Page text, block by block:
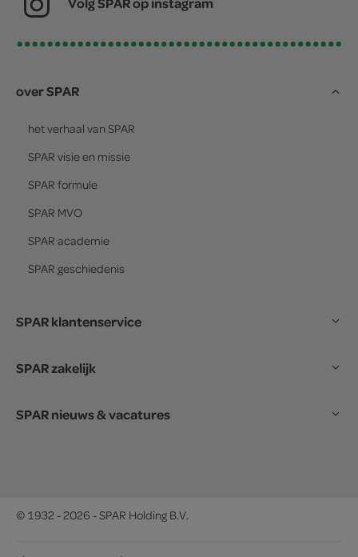
over SPAR
het verhaal van SPAR
SPAR visie en missie
SPAR formule
SPAR MVO
SPAR academie
SPAR geschiedenis
SPAR klantenservice
SPAR zakelijk
SPAR nieuws & vacatures
© 1932 - 2026 - SPAR Holding B.V.